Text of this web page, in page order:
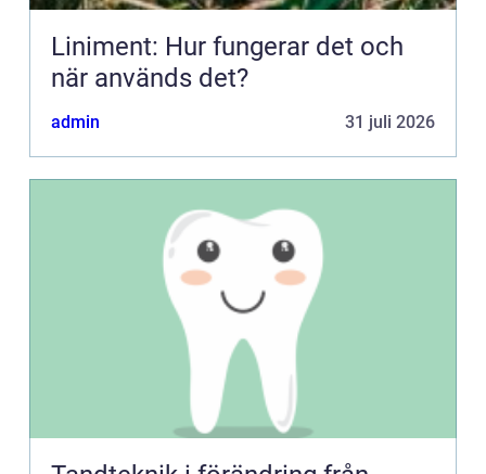
Liniment: Hur fungerar det och
när används det?
admin 31 juli 2026